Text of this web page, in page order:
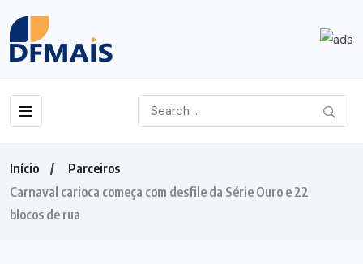
Início
Parceiros
Carnaval carioca começa com desfile da Série Ouro e 22
blocos de rua